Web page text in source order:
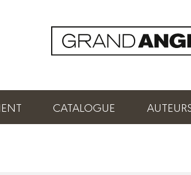
CATALOGUE